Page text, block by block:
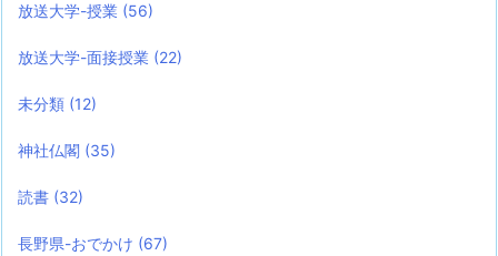
放送大学-授業 (56)
放送大学-面接授業 (22)
未分類 (12)
神社仏閣 (35)
読書 (32)
長野県-おでかけ (67)